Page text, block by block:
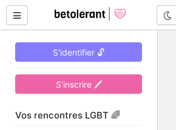
S'identifier 🔓
S'inscrire 🖊
Vos rencontres LGBT 🌈